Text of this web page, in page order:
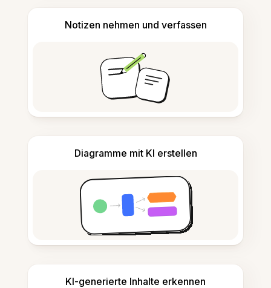
Notizen nehmen und verfassen
Diagramme mit KI erstellen
KI-generierte Inhalte erkennen